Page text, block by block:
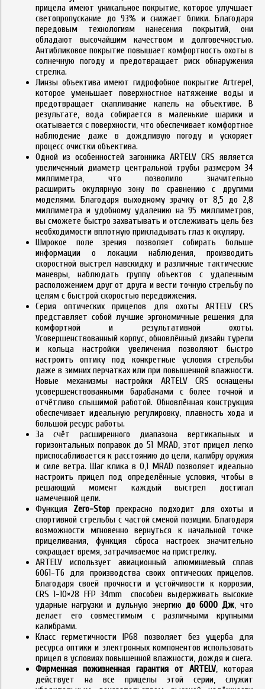
прицела имеют уникальное покрытие, которое улучшает
светопропускание до 93% и снижает блики. Благодаря
передовым технологиям нанесения покрытий, они
обладают высочайшим качеством и долговечностью.
Антибликовое покрытие повышает комфортность охоты в
солнечную погоду и предотвращает риск обнаружения
стрелка.
Линзы объектива имеют гидрофобное покрытие Artrepel,
которое уменьшает поверхностное натяжение воды и
предотвращает скапливание капель на
объективе. В
результате, вода собирается в маленькие шарики и
скатывается с поверхности, что обеспечивает комфортное
наблюдение даже в дождливую погоду и ускоряет
процесс очистки объектива.
Одной из особенностей загонника ARTELV CRS является
увеличенный диаметр центральной трубы размером 34
миллиметра, что позволило значительно
расширить
окулярную зону по сравнению с другими
моделями. Благодаря выходному зрачку от 8,5 до 2,8
миллиметра и удобному удалению на 95 миллиметров,
вы сможете быстро захватывать и отслеживать цель без
необходимости вплотную прикладывать глаз к окуляру.
Широкое
поле зрения
позволяет собирать больше
информации о локации наблюдения, производить
скоростной выстрел навскидку и различные тактические
маневры, наблюдать группу объектов с удаленным
расположением друг от друга и вести точную стрельбу по
целям с быстрой скоростью передвижения.
Серия оптических прицелов для охоты ARTELV CRS
представляет собой лучшие эргономичные решения для
комфортной и результативной охоты.
Усовершенствованный корпус, обновлённый дизайн турели
и кольца настройки увеличения позволяют быстро
настроить оптику под конкретные условия стрельбы
даже в зимних перчатках или при повышенной влажности.
Новые механизмы настройки ARTELV CRS оснащены
усовершенствованными барабанами с более точной и
отчётливо слышимой работой. Обновлённая конструкция
обеспечивает идеальную регулировку, плавность хода и
большой ресурс работы.
За счёт расширенного диапазона вертикальных и
горизонтальных поправок до 51 MRAD, этот прицел легко
приспосабливается к расстоянию до цели, калибру оружия
и силе ветра. Шаг клика в 0,1 MRAD позволяет идеально
настроить прицел под определённые условия, чтобы в
решающий момент каждый выстрел достигал
намеченной цели.
Функция
Zero-Stop прекрасно подходит для охоты и
спортивной стрельбы с частой сменой позиции. Благодаря
возможности мгновенно вернуться к начальной точке
прицеливания, функция сброса настроек значительно
сокращает время, затрачиваемое на пристрелку.
ARTELV использует авиационный алюминиевый сплав
6061-T6 для производства своих оптических прицелов.
Благодаря своей прочности и устойчивости к коррозии,
CRS 1-10×28 FFP 34mm способен выдерживать высокие
ударные нагрузки и дульную энергию до 6000 Дж, что
делает его совместимым с различными крупными
калибрами.
Класс герметичности IP68 позволяет без ущерба для
ресурса оптики и электронных компонентов использовать
прицел в условиях повышенной влажности, дождя и снега.
Фирменная пожизненная гарантия от ARTELV, которая
действует на все прицелы этой серии, служит